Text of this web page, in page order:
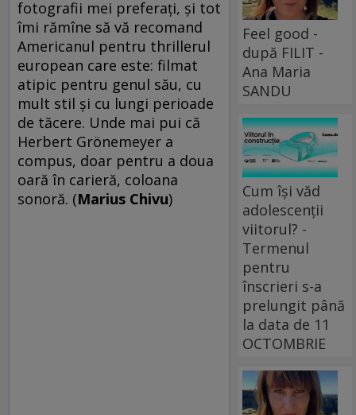
fotografii mei preferaţi, şi tot
îmi rămîne să vă recomand
Americanul pentru thrillerul
european care este: filmat
atipic pentru genul său, cu
mult stil şi cu lungi perioade
de tăcere. Unde mai pui că
Herbert Grönemeyer a
compus, doar pentru a doua
oară în carieră, coloana
sonoră. (Marius Chivu)
Feel good -
după FILIT -
Ana Maria
SANDU
Cum își văd
adolescenții
viitorul? -
Termenul
pentru
înscrieri s-a
prelungit până
la data de 11
OCTOMBRIE